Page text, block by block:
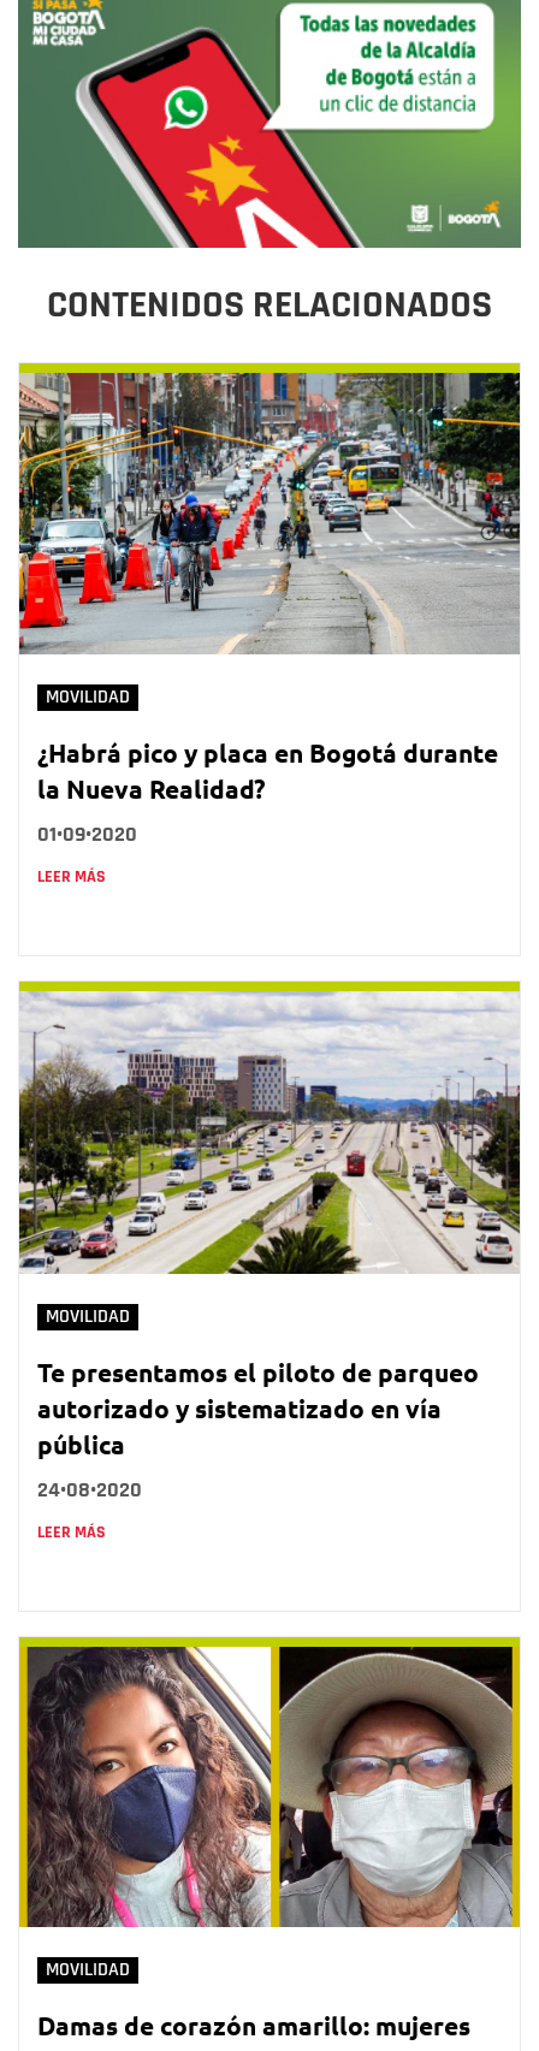
CONTENIDOS RELACIONADOS
MOVILIDAD
¿Habrá pico y placa en Bogotá durante
la Nueva Realidad?
01•09•2020
LEER MÁS
MOVILIDAD
Te presentamos el piloto de parqueo
autorizado y sistematizado en vía
pública
24•08•2020
LEER MÁS
MOVILIDAD
Damas de corazón amarillo: mujeres